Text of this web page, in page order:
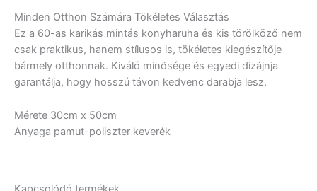
Minden Otthon Számára Tökéletes Választás
Ez a 60-as karikás mintás konyharuha és kis törölköző nem
csak praktikus, hanem stílusos is, tökéletes kiegészítője
bármely otthonnak. Kiváló minősége és egyedi dizájnja
garantálja, hogy hosszú távon kedvenc darabja lesz.
Mérete 30cm x 50cm
Anyaga pamut-poliszter keverék